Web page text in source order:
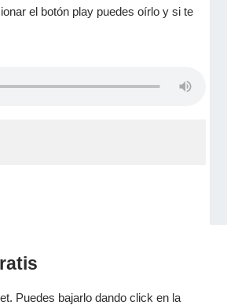
el botón play puedes oírlo y si te
Puedes bajarlo dando click en la